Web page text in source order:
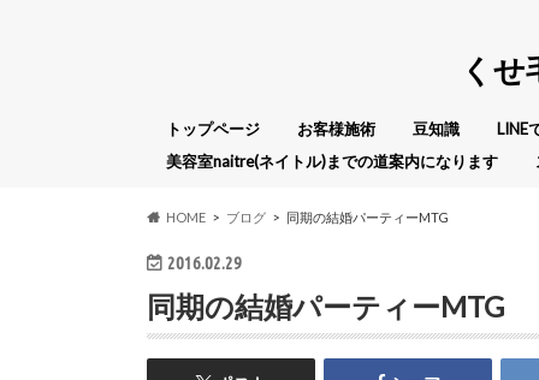
くせ
トップページ お客様施術 豆知識 LINE
美容室naitre(ネイトル)までの道案内になります
HOME ブログ 同期の結婚パーティーMTG
2016.02.29
同期の結婚パーティーMTG